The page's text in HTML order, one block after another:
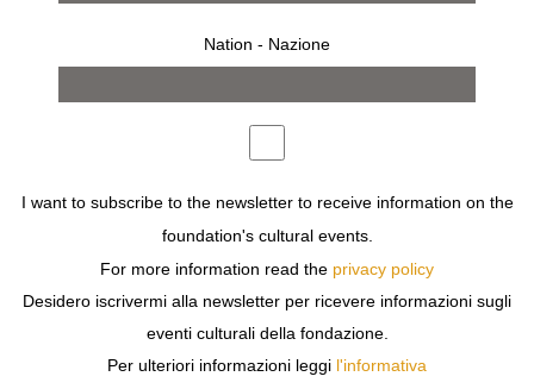
MILAN
WOMEN PHOTOGRAPHERS
Nation - Nazione
I want to subscribe to the newsletter to receive information on the
foundation's cultural events.
For more information read the privacy policy
Desidero iscrivermi alla newsletter per ricevere informazioni sugli
eventi culturali della fondazione.
Per ulteriori informazioni leggi l'informativa